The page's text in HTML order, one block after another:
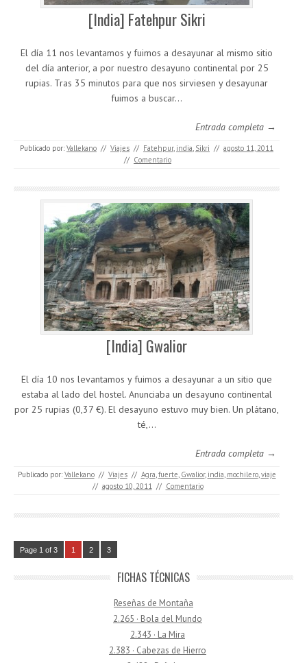
[India] Fatehpur Sikri
El día 11 nos levantamos y fuimos a desayunar al mismo sitio
del día anterior, a por nuestro desayuno continental por 25
rupias. Tras 35 minutos para que nos sirviesen y desayunar
fuimos a buscar…
Entrada completa →
Publicado por: Vallekano // Viajes // Fatehpur, india, Sikri // agosto 11, 2011
// Comentario
[India] Gwalior
El día 10 nos levantamos y fuimos a desayunar a un sitio que
estaba al lado del hostel. Anunciaba un desayuno continental
por 25 rupias (0,37 €). El desayuno estuvo muy bien. Un plátano,
té,…
Entrada completa →
Publicado por: Vallekano // Viajes // Agra,fuerte, Gwalior, india, mochilero,viaje
// agosto 10, 2011 // Comentario
Page 1 of 3 1 2 3
FICHAS TÉCNICAS
Reseñas de Montaña
2.265 · Bola del Mundo
2.343 · La Mira
2.383 · Cabezas de Hierro